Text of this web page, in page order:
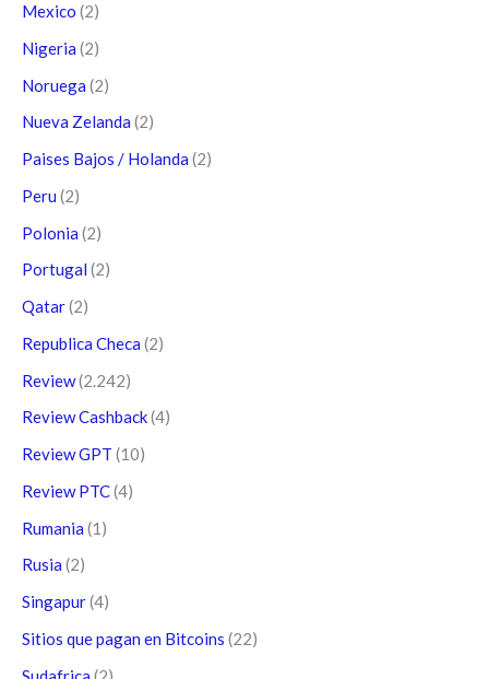
Mexico (2)
Nigeria (2)
Noruega (2)
Nueva Zelanda (2)
Paises Bajos / Holanda (2)
Peru (2)
Polonia (2)
Portugal (2)
Qatar(2)
Republica Checa (2)
Review(2.242)
Review Cashback(4)
Review GPT (10)
Review PTC(4)
Rumania (1)
Rusia (2)
Singapur(4)
Sitios que pagan en Bitcoins (22)